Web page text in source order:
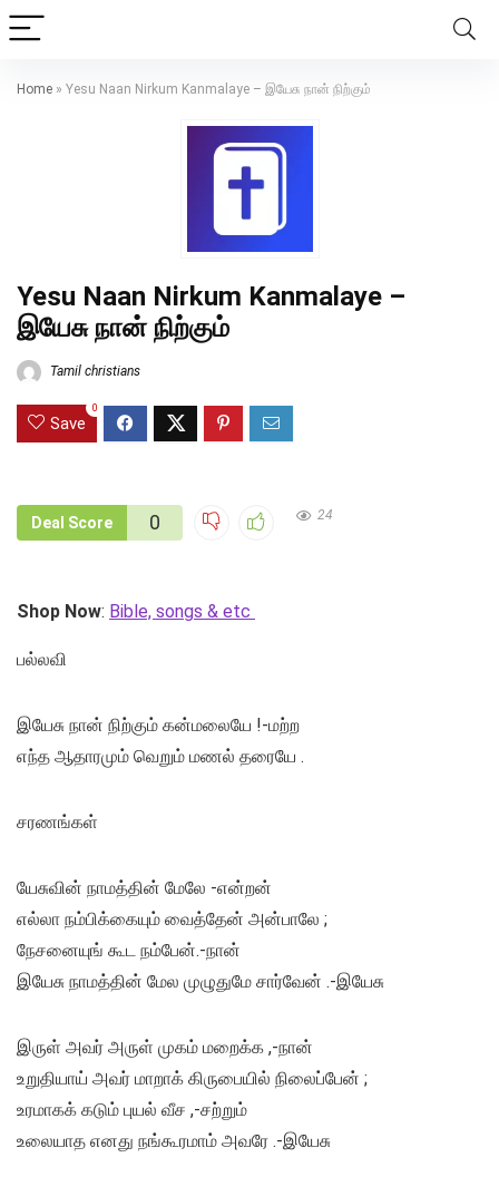
Home » Yesu Naan Nirkum Kanmalaye – இயேசு நான் நிற்கும்
Yesu Naan Nirkum Kanmalaye –
இயேசு நான் நிற்கும்
Tamil christians
Save
0
Deal Score 0 24
Shop Now: Bible, songs & etc
பல்லவி
இயேசு நான் நிற்கும் கன்மலையே !-மற்ற
எந்த ஆதாரமும் வெறும் மணல் தரையே .
சரணங்கள்
யேசுவின் நாமத்தின் மேலே -என்றன்
எல்லா நம்பிக்கையும் வைத்தேன் அன்பாலே ;
நேசனையுங் கூட நம்பேன்.-நான்
இயேசு நாமத்தின் மேல முழுதுமே சார்வேன் .-இயேசு
இருள் அவர் அருள் முகம் மறைக்க ,-நான்
உறுதியாய் அவர் மாறாக் கிருபையில் நிலைப்பேன் ;
உரமாகக் கடும் புயல் வீச ,-சற்றும்
உலையாத எனது நங்கூரமாம் அவரே .-இயேசு